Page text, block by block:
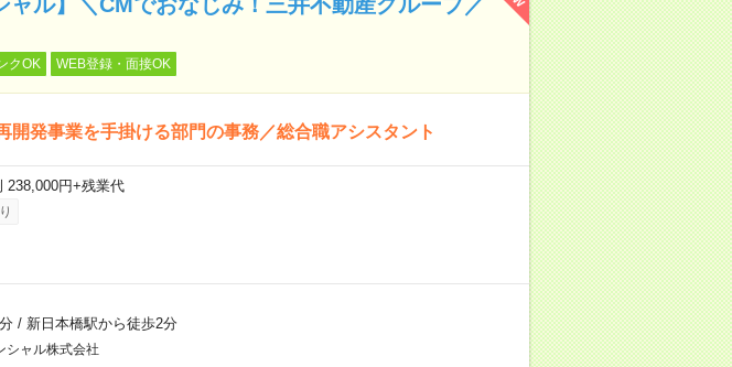
クOK WEB登録・面接OK
開発事業を手掛ける部門の事務／総合職アシスタント
円+残業代
/ 新日本橋駅から徒歩2分
シャル株式会社